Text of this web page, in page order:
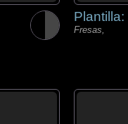
Plantilla:
Fresas,